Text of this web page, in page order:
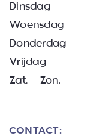
Dinsdag
Woensdag
Donderdag
Vrijdag
Zat. – Zon.
CONTACT: